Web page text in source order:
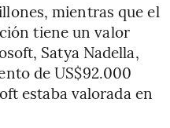
mientras que el
tiene un valor
Satya Nadella,
de US$92.000
estaba valorada en